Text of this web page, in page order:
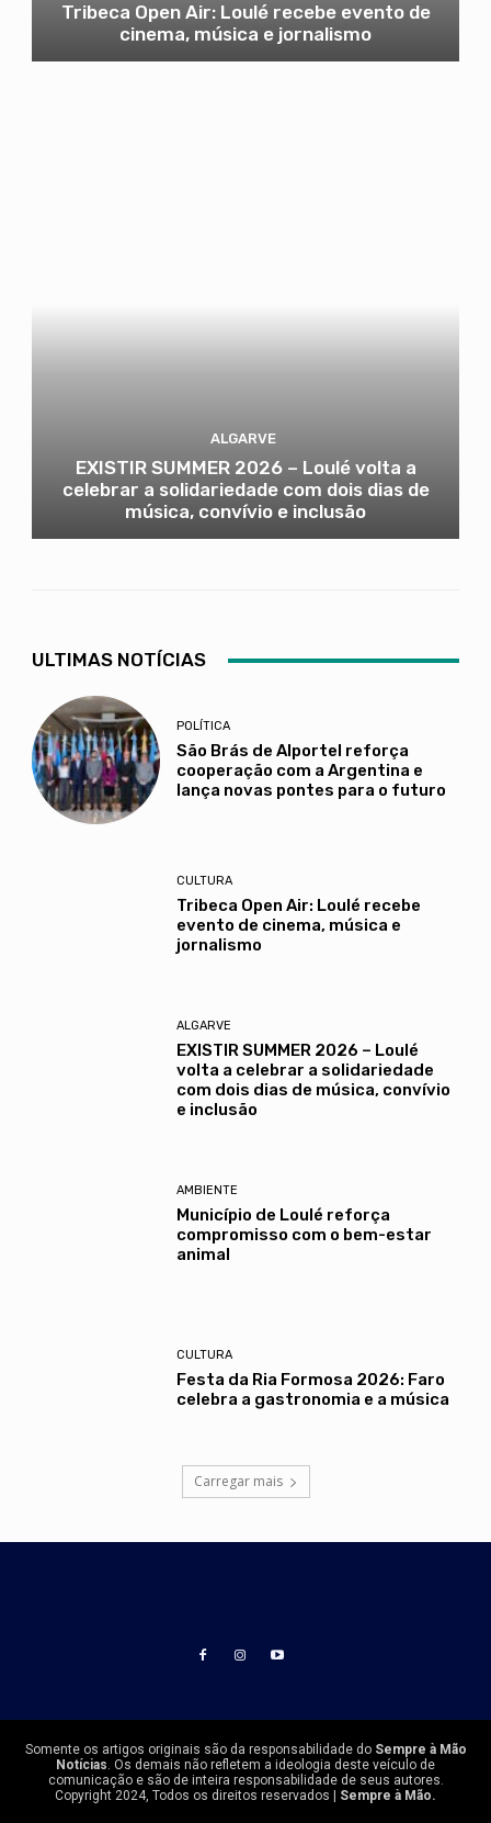
Tribeca Open Air: Loulé recebe evento de
cinema, música e jornalismo
ALGARVE
EXISTIR SUMMER 2026 – Loulé volta a
celebrar a solidariedade com dois dias de
música, convívio e inclusão
ULTIMAS NOTÍCIAS
POLÍTICA
São Brás de Alportel reforça
cooperação com a Argentina e
lança novas pontes para o futuro
CULTURA
Tribeca Open Air: Loulé recebe
evento de cinema, música e
jornalismo
ALGARVE
EXISTIR SUMMER 2026 – Loulé
volta a celebrar a solidariedade
com dois dias de música, convívio
e inclusão
AMBIENTE
Município de Loulé reforça
compromisso com o bem-estar
animal
CULTURA
Festa da Ria Formosa 2026: Faro
celebra a gastronomia e a música
Carregar mais
Somente os artigos originais são da responsabilidade do Sempre à Mão
Notícias. Os demais não refletem a ideologia deste veículo de
comunicação e são de inteira responsabilidade de seus autores.
Copyright 2024, Todos os direitos reservados | Sempre à Mão.